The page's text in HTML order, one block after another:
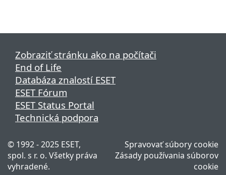
Zobraziť stránku ako na počítači
End of Life
Databáza znalostí ESET
ESET Fórum
ESET Status Portal
Technická podpora
© 1992 - 2025 ESET,
spol. s r. o. Všetky práva
vyhradené.
Spravovať súbory cookie
Zásady používania súborov
cookie